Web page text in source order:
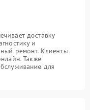
доставку
и
ремонт. Клиенты
Также
для